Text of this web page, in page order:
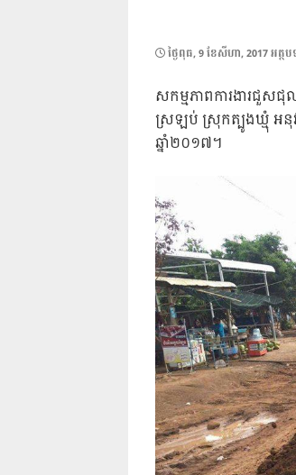
POSTED
ថ្ងៃ​ពុធ, 9 ខែ​សីហា, 2017អត្ថ
សកម្មភាពការងារជួ
ស្រឡប់ ស្រុកត្បូងឃ្មុំ អនុវ
ឆ្នាំ២០១៧។